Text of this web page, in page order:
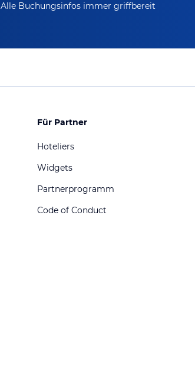
Alle Buchungsinfos immer griffbereit
Für Partner
Hoteliers
Widgets
Partnerprogramm
Code of Conduct